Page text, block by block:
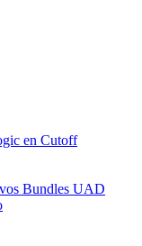
en Cutoff
Bundles UAD